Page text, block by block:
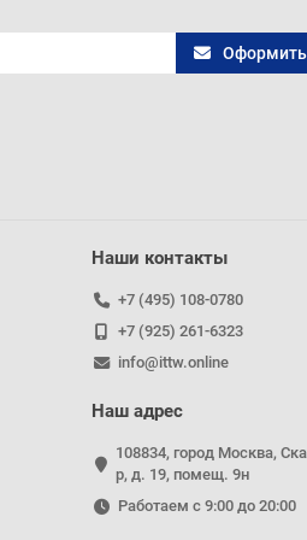
Оформить
Наши контакты
+7 (495) 108-0780
+7 (925) 261-6323
info@ittw.online
Наш адрес
108834, город Москва,
р, д. 19, помещ. 9н
Работаем с 9:00 до 20:00